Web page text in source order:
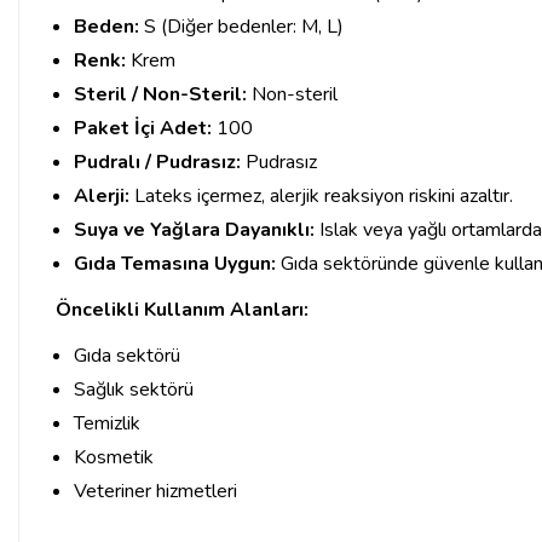
Beden: S (Diğer bedenler: M, L)
Renk: Krem
Steril / Non-Steril: Non-steril
Paket İçi Adet: 100
Pudralı / Pudrasız: Pudrasız
Alerji: Lateks içermez, alerjik reaksiyon riskini azaltır.
Suya ve Yağlara Dayanıklı: Islak veya yağlı
Gıda Temasına Uygun: Gıda sektöründe güvenle
Öncelikli Kullanım Alanları:
Gıda sektörü
Sağlık sektörü
Temizlik
Kosmetik
Veteriner hizmetleri